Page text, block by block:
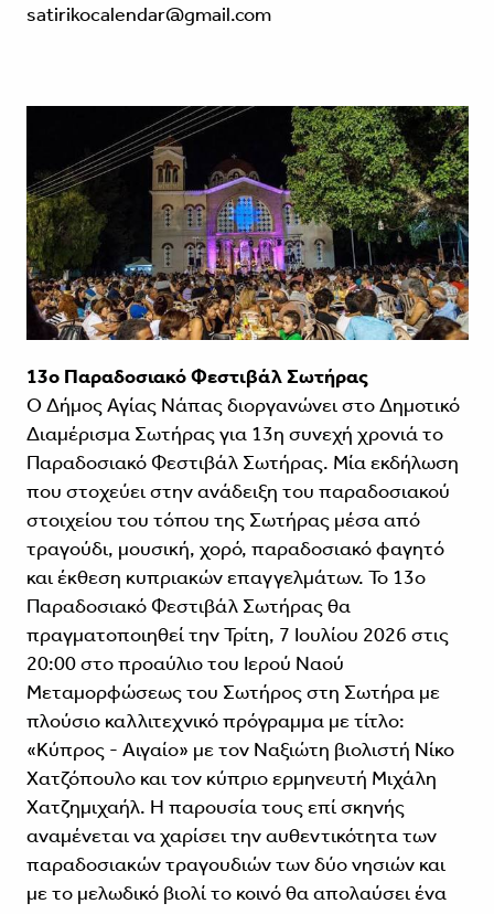
satirikocalendar@gmail.com
13o Παραδοσιακό Φεστιβάλ Σωτήρας
Ο Δήμος Αγίας Νάπας διοργανώνει στο Δημοτικό
Διαμέρισμα Σωτήρας για 13η συνεχή χρονιά το
Παραδοσιακό Φεστιβάλ Σωτήρας. Μία εκδήλωση
που στοχεύει στην ανάδειξη του παραδοσιακού
στοιχείου του τόπου της Σωτήρας μέσα από
τραγούδι, μουσική, χορό, παραδοσιακό φαγητό
και έκθεση κυπριακών επαγγελμάτων. Το 13ο
Παραδοσιακό Φεστιβάλ Σωτήρας θα
πραγματοποιηθεί την Τρίτη, 7 Ιουλίου 2026 στις
20:00 στο προαύλιο του Ιερού Ναού
Μεταμορφώσεως του Σωτήρος στη Σωτήρα με
πλούσιο καλλιτεχνικό πρόγραμμα με τίτλο:
«Κύπρος - Αιγαίο» με τον Ναξιώτη βιολιστή Νίκο
Χατζόπουλο και τον κύπριο ερμηνευτή Μιχάλη
Χατζημιχαήλ. Η παρουσία τους επί σκηνής
αναμένεται να χαρίσει την αυθεντικότητα των
παραδοσιακών τραγουδιών των δύο νησιών και
με το μελωδικό βιολί το κοινό θα απολαύσει ένα